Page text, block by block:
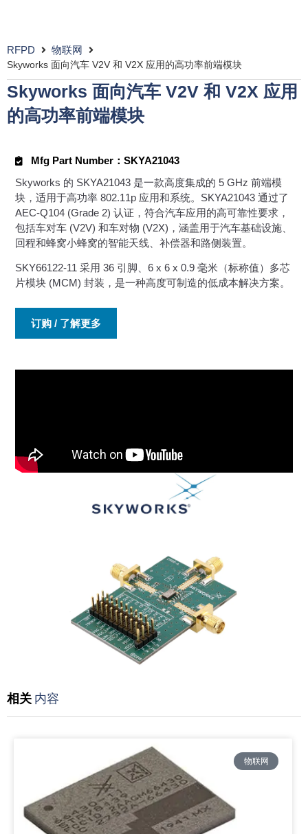
RFPD 物联网
Skyworks 面向汽车 V2V 和 V2X 应用的高功率前端模块
Skyworks 面向汽车 V2V 和 V2X 应用
的高功率前端模块
Mfg Part Number：SKYA21043
Skyworks 的 SKYA21043 是一款高度集成的 5 GHz 前端模
块，适用于高功率 802.11p 应用和系统。SKYA21043 通过了
AEC-Q104 (Grade 2) 认证，符合汽车应用的高可靠性要求，
包括车对车 (V2V) 和车对物 (V2X)，涵盖用于汽车基础设施、
回程和蜂窝小蜂窝的智能天线、补偿器和路侧装置。
SKY66122-11 采用 36 引脚、6 x 6 x 0.9 毫米（标称值）多芯
片模块 (MCM) 封装，是一种高度可制造的低成本解决方案。
订购 / 了解更多
相关 内容
物联网